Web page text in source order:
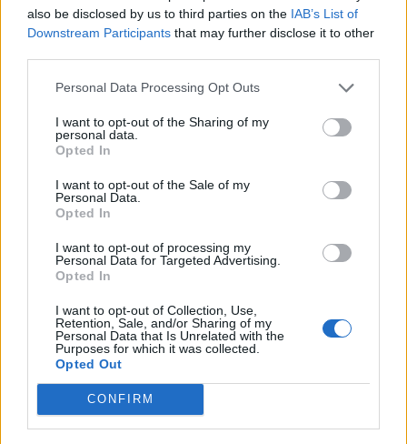
also be disclosed by us to third parties on the IAB’s List of
Downstream Participants that may further disclose it to other
Personal Data Processing Opt Outs
I want to opt-out of the Sharing of my
personal data.
Opted In
I want to opt-out of the Sale of my
Personal Data.
Opted In
I want to opt-out of processing my
Personal Data for Targeted Advertising.
Opted In
I want to opt-out of Collection, Use,
Retention, Sale, and/or Sharing of my
Personal Data that Is Unrelated with the
Purposes for which it was collected.
Opted Out
CONFIRM
Pohjois-Amerikkaan
ammattilaissarja naisille
Heti pamahti ulosajo! Pelicans-
LIITTYVÄT ARTIKKELIT LISÄÄ TEKIJÄLTÄ
Leijonat julkisti ketjut Sveitsi-peliin –
Aleksander Barkov tekee paluun
kaukaloon
Venäläisveskari sekosi Suomen 2.
divisioonassa – sai samasta tilanteesta
50 jäähyminuuttia
Kanada – USA klo 15:10 – näin katsot